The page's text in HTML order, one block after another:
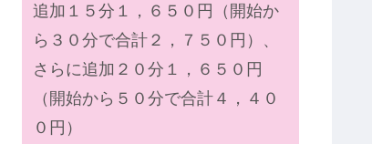
追加１５分１，６５０円（開始か
ら３０分で合計２，７５０円）、
さらに追加２０分１，６５０円
（開始から５０分で合計４，４０
０円）